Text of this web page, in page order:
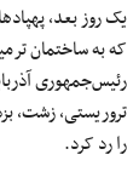
یک روز بعد،
که به ساختمان
رئیس‌جمهوری
تروریستی، زشت،
را رد کرد.